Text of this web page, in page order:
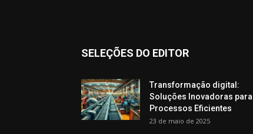
SELEÇÕES DO EDITOR
Transformação digital:
Soluções Inovadoras para
Processos Eficientes
23 de maio de 2025